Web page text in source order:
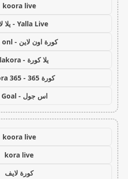
koora live
Yalla Live - يلا لايف
كورة اون لاين - koora onl
يلا كورة - yallakora
كورة 365 - kooora 365
اس جول - AS Goal
koora live
kora live
كورة لايف